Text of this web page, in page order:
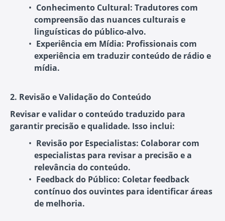
Conhecimento Cultural: Tradutores com
compreensão das nuances culturais e
linguísticas do público-alvo.
Experiência em Mídia: Profissionais com
experiência em traduzir conteúdo de rádio e
mídia.
2. Revisão e Validação do Conteúdo
Revisar e validar o conteúdo traduzido para
garantir precisão e qualidade. Isso inclui:
Revisão por Especialistas: Colaborar com
especialistas para revisar a precisão e a
relevância do conteúdo.
Feedback do Público: Coletar feedback
contínuo dos ouvintes para identificar áreas
de melhoria.